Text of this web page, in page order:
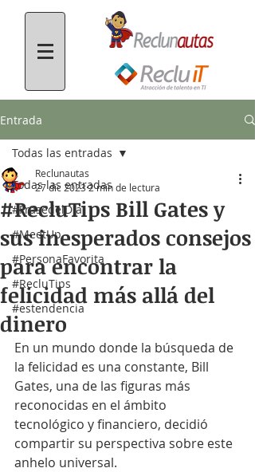
Entrada
Todas las entradas
#FrasedelDía
#MeetUp
#PersonaFavorita
#RecluTips
#estendencia
Todas las entradas
#RecluTips Bill Gates y
sus inesperados consejos
para encontrar la
felicidad más allá del
dinero
Reclunautas
27 dic 20232 min de lectura
En un mundo donde la búsqueda de
la felicidad es una constante, Bill
Gates, una de las figuras más
reconocidas en el ámbito
tecnológico y financiero, decidió
compartir su perspectiva sobre este
anhelo universal.